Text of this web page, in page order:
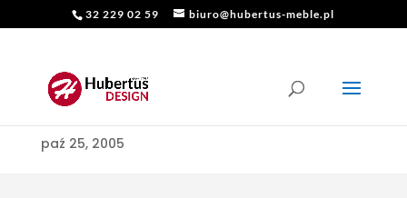
32 229 02 59 biuro@hubertus-meble.pl
ROK 2005
paź 25, 2005